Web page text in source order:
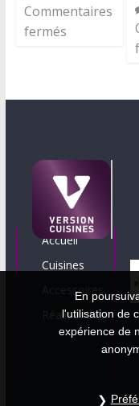
Commentaires
fermés
Accueil
Cuisines
Accessoires
Réalisations
En
l'utilisation de
expérience de